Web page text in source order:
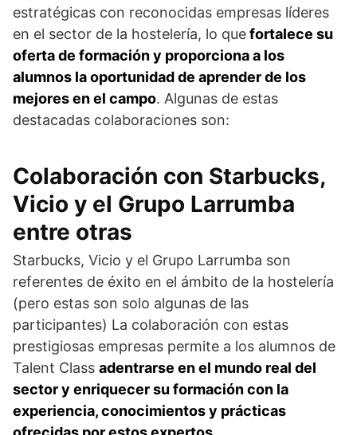
estratégicas con reconocidas empresas líderes
en el sector de la hostelería, lo quefortalece su
oferta de formación y proporciona a los
alumnos la oportunidad de aprender de los
mejores en el campo. Algunas de estas
destacadas colaboraciones son:
Colaboración con Starbucks,
Vicio y el Grupo Larrumba
entre otras
Starbucks, Vicio y el Grupo Larrumba son
referentes de éxito en el ámbito de la hostelería
(pero estas son solo algunas de las
participantes) La colaboración con estas
prestigiosas empresas permite a los alumnos de
Talent Class adentrarse en el mundo real del
sector y enriquecer su formación con la
experiencia, conocimientos y prácticas